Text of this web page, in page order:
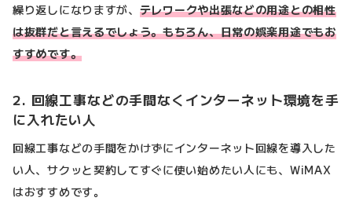
繰り返しになりますが、 テレワークや出張などの用途との相性
は抜群だと言えるでしょう。もちろん、日常の娯楽用途でもお
すすめです。
2. 回線工事などの手間なくインターネット環境を手
に入れたい人
回線工事などの手間をかけずにインターネット回線を導入した
い人、サクッと契約してすぐに使い始めたい人にも、WiMAX
はおすすめです。